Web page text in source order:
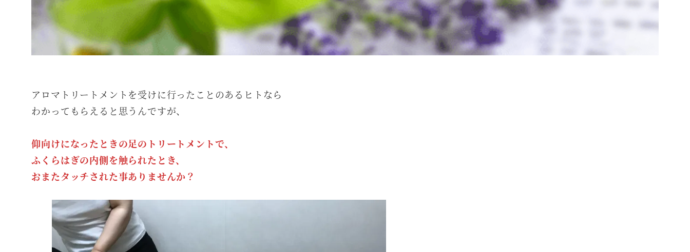
アロマトリートメントを受けに行ったことのあるヒトなら
わかってもらえると思うんですが、
仰向けになったときの足のトリートメントで、
ふくらはぎの内側を触られたとき、
おまたタッチされた事ありませんか？